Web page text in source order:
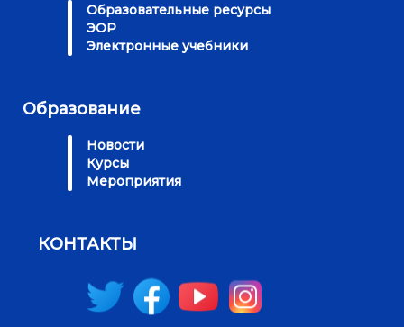
Образовательные ресурсы
ЭОР
Электронные учебники
Образование
Новости
Курсы
Мероприятия
КОНТАКТЫ